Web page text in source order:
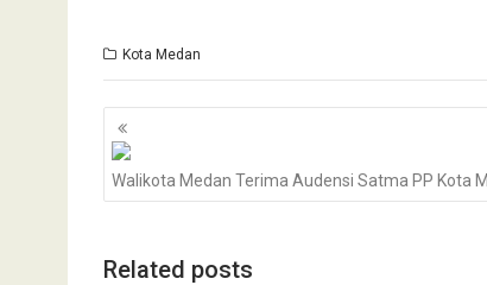
Kota Medan
Navigasi
pos
Walikota Medan Terima Audensi Satma PP Kota
Related posts